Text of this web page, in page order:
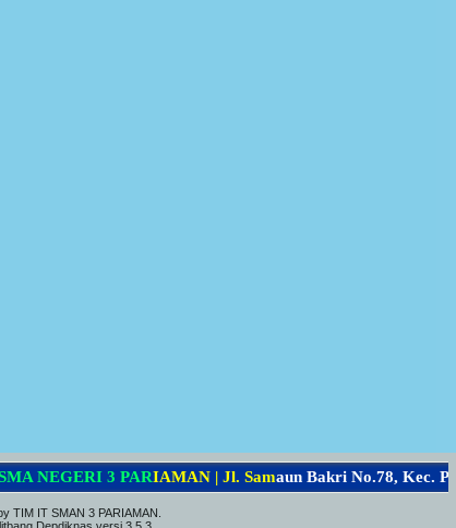
NE GERI 3 P A RIAMAN | Jl. Samaun Bakri No. 78, Ke c. Paria
TIM IT SMAN 3 PARIAMAN.